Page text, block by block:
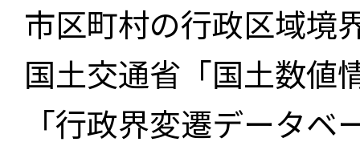
市区町村の行政区域境
国土交通省「国土数値
「行政界変遷データ